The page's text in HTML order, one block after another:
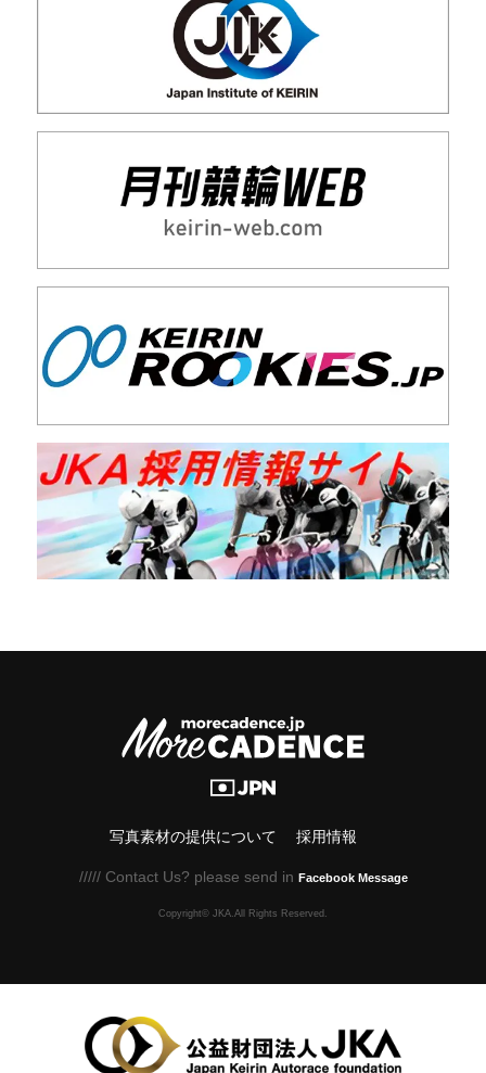
写真素材の提供について 採用情報
///// Contact Us? please send in Facebook Message
Copyright© JKA.All Rights Reserved.